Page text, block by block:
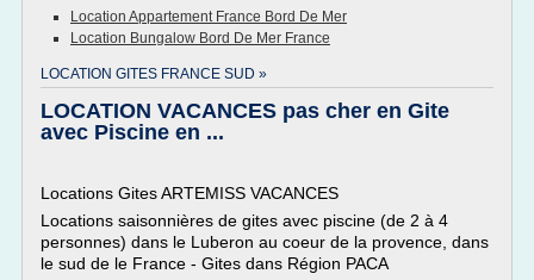
Location Appartement France Bord De Mer
Location Bungalow Bord De Mer France
LOCATION GITES FRANCE SUD »
LOCATION VACANCES pas cher en Gite
avec Piscine en ...
Locations Gites ARTEMISS VACANCES
Locations saisonnières de gites avec piscine (de 2 à 4
personnes) dans le Luberon au coeur de la provence, dans
le sud de le France - Gites dans Région PACA